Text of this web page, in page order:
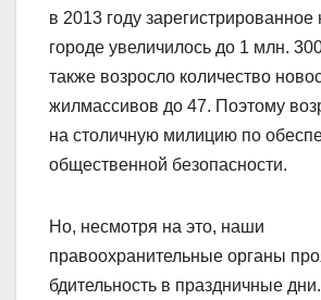
в 2013 году зарегистрированное
городе увеличилось до 1 млн.
также возросло количество
жилмассивов до 47. Поэтому
на столичную милицию по
общественной безопасности.
Но, несмотря на это, наши
правоохранительные органы
бдительность в праздничные дни.